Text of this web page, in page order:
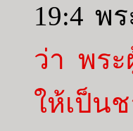
19:4 พ
ว่า พระ
ให้เป็น